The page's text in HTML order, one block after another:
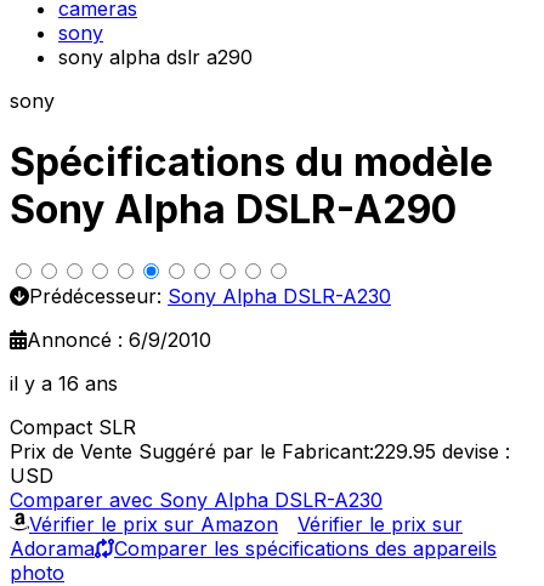
cameras
sony
sony alpha dslr a290
sony
Spécifications du modèle
Sony Alpha DSLR-A290
Prédécesseur: Sony Alpha DSLR-A230
Annoncé : 6/9/2010
il y a 16 ans
Compact SLR
Prix de Vente Suggéré par le Fabricant:229.95 devise :
USD
Comparer avec Sony Alpha DSLR-A230
Vérifier le prix sur Amazon
Vérifier le prix sur
Adorama
Comparer les spécifications des appareils
photo